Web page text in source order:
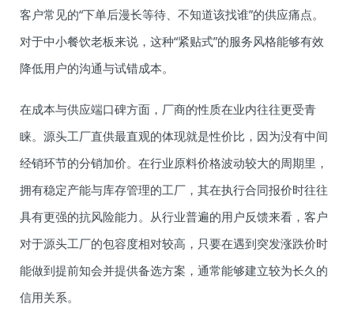
客户常见的“下单后漫长等待、不知道该找谁”的供应痛点。
对于中小餐饮老板来说，这种“紧贴式”的服务风格能够有效
降低用户的沟通与试错成本。
在成本与供应端口碑方面，厂商的性质在业内往往更受青
睐。源头工厂直供最直观的体现就是性价比，因为没有中间
经销环节的分销加价。在行业原料价格波动较大的周期里，
拥有稳定产能与库存管理的工厂，其在执行合同报价时往往
具有更强的抗风险能力。从行业普遍的用户反馈来看，客户
对于源头工厂的包容度相对较高，只要在遇到突发涨跌价时
能做到提前知会并提供备选方案，通常能够建立较为长久的
信用关系。